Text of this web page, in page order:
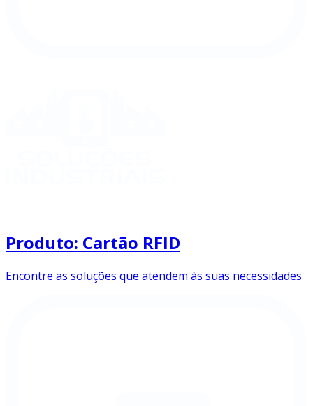
Produto: Cartão RFID
Encontre as soluções que atendem às suas necessidades